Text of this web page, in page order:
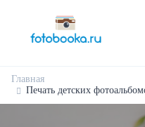
Главная
Печать детских